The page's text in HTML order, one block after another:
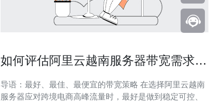
如何评估阿里云越南服务器带宽需求满
导语：最好、最佳、最便宜的带宽策略 在选择阿里云越南
服务器应对跨境电商高峰流量时，最好是做到稳定可控、